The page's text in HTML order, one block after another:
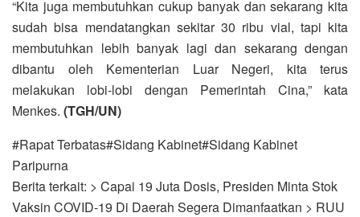
“Kita juga membutuhkan cukup banyak dan sekarang kita
sudah bisa mendatangkan sekitar 30 ribu vial, tapi kita
membutuhkan lebih banyak lagi dan sekarang dengan
dibantu oleh Kementerian Luar Negeri, kita terus
melakukan lobi-lobi dengan Pemerintah Cina,” kata
Menkes. (TGH/UN)
#Rapat Terbatas#Sidang Kabinet#Sidang Kabinet
Paripurna
Berita terkait: > Capai 19 Juta Dosis, Presiden Minta Stok
Vaksin COVID-19 Di Daerah Segera Dimanfaatkan > RUU